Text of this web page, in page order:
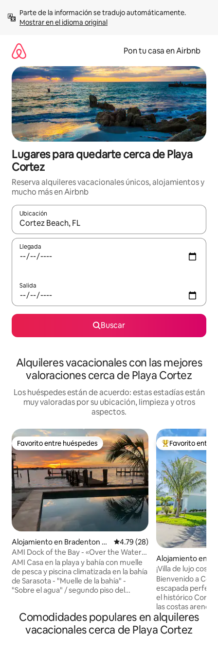
contenidoMostrar en el idioma original
Pon tu casa en Airbnb
Lugares para quedarte cerca de Playa
Cortez
Reserva alquileres vacacionales únicos, alojamientos y
mucho más en Airbnb
Ubicación
Cuando los resultados estén disponibles, navega con las
Llegada
Salida
Buscar
Alquileres vacacionales con las mejores
valoraciones cerca de Playa Cortez
Los huéspedes están de acuerdo: estas estadías están
muy valoradas por su ubicación, limpieza y otros
aspectos.
Favorito entre huéspedes
Favorito entre huéspedes
Alojamiento en Bradenton B
each
Calificación promedio: 4.79 de
4.79 (28)
AMI Dock of the Bay - «Over the Water»,
2ª planta
AMI Casa en la playa y bahía con muelle
de pesca y piscina climatizada en la bahía
de Sarasota - "Muelle de la bahía" -
"Sobre el agua" / segundo piso del
nocturnas! • ¡Relájate con los peces
saltando y los pájaros volando a lo largo
de 1 de solo 34 muelles codiciados al sur
Favorito entre
Favorito entre
Alojamiento en
¡Villa de lujo
Bienvenido a
escapada
el histórico
las costas
Este espacioso
niveles combina
con el encanto
Comodidades populares en alquileres
vacacionales cerca de Playa Cortez